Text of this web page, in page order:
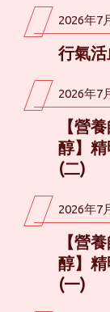
2026年7
行氣
2026年7
【營
醇】
(二)
2026年7
【營
醇】
(一)